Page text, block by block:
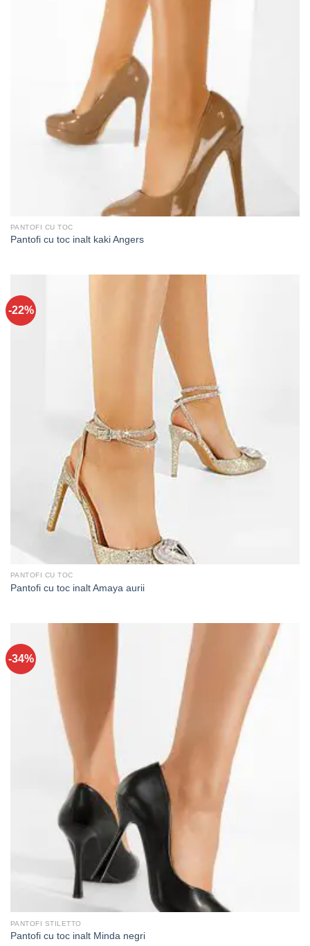
PANTOFI CU TOC
Pantofi cu toc inalt kaki Angers
-22%
PANTOFI CU TOC
Pantofi cu toc inalt Amaya aurii
-34%
PANTOFI STILETTO
Pantofi cu toc inalt Minda negri